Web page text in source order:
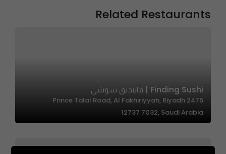
Related Restaurants
Finding Sushi | فايندنق سوشي
2475 Prince Talal Road, Al Fakhiriyyah, Riyadh
12737 7032, Saudi Arabia